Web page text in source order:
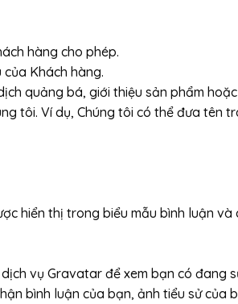
hàng cho phép.
Khách hàng.
quảng bá, giới thiệu sản phẩm
tôi. Ví dụ, Chúng tôi có thể đưa tên
hiển thị trong biểu mẫu bình luận và
vụ Gravatar để xem bạn có đang
bình luận của bạn, ảnh tiểu sử của